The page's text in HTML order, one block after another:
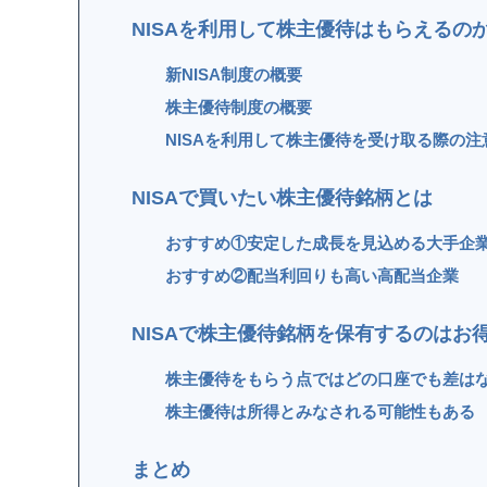
NISAを利用して株主優待はもらえるの
新NISA制度の概要
株主優待制度の概要
NISAを利用して株主優待を受け取る際の注
NISAで買いたい株主優待銘柄とは
おすすめ①安定した成長を見込める大手企
おすすめ②配当利回りも高い高配当企業
NISAで株主優待銘柄を保有するのはお
株主優待をもらう点ではどの口座でも差は
株主優待は所得とみなされる可能性もある
まとめ